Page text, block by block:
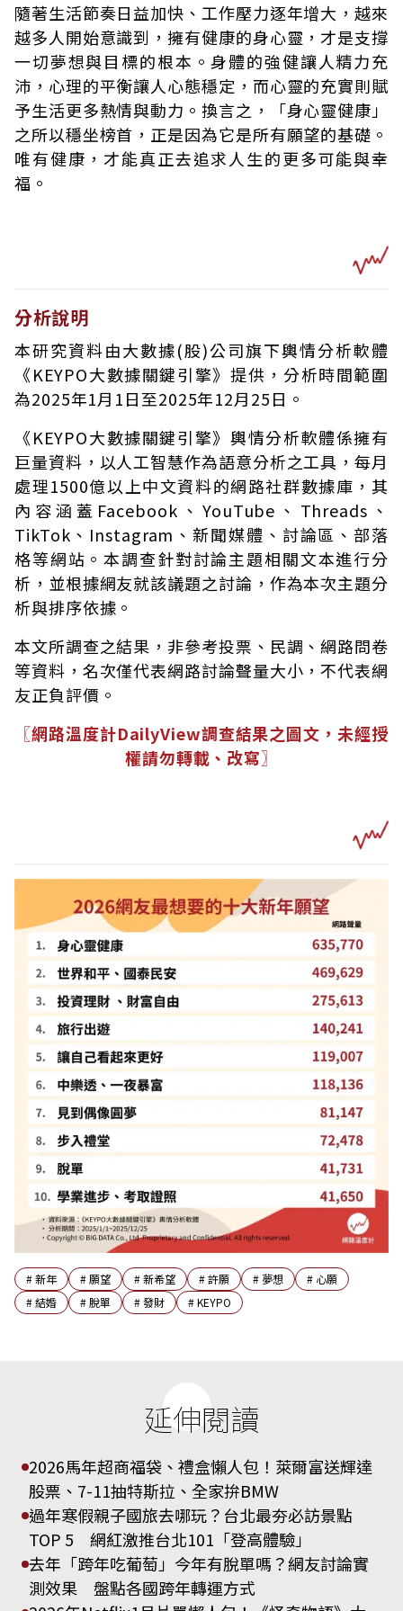
隨著生活節奏日益加快、工作壓力逐年增大，越來
越多人開始意識到，擁有健康的身心靈，才是支撐
一切夢想與目標的根本。身體的強健讓人精力充
沛，心理的平衡讓人心態穩定，而心靈的充實則賦
予生活更多熱情與動力。換言之，「身心靈健康」
之所以穩坐榜首，正是因為它是所有願望的基礎。
唯有健康，才能真正去追求人生的更多可能與幸
福。
分析說明
本研究資料由大數據(股)公司旗下輿情分析軟體
《KEYPO大數據關鍵引擎》提供，分析時間範圍
為2025年1月1日至2025年12月25日。
《KEYPO大數據關鍵引擎》輿情分析軟體係擁有
巨量資料，以人工智慧作為語意分析之工具，每月
處理1500億以上中文資料的網路社群數據庫，其
內容涵蓋Facebook、YouTube、Threads、
TikTok、Instagram、新聞媒體、討論區、部落
格等網站。本調查針對討論主題相關文本進行分
析，並根據網友就該議題之討論，作為本次主題分
析與排序依據。
本文所調查之結果，非參考投票、民調、網路問卷
等資料，名次僅代表網路討論聲量大小，不代表網
友正負評價。
〖網路溫度計DailyView調查結果之圖文，未經授
權請勿轉載、改寫〗
#新年 #願望 #新希望 #許願 # 夢想 # 心願
#結婚 #脫單 #發財 #KEYPO
延伸閱讀
2026馬年超商福袋、禮盒懶人包！萊爾富送輝達
股票、7-11抽特斯拉、全家拚BMW
過年寒假親子國旅去哪玩？台北最夯必訪景點
TOP 5 網紅激推台北101「登高體驗」
去年「跨年吃葡萄」今年有脫單嗎？網友討論實
測效果 盤點各國跨年轉運方式